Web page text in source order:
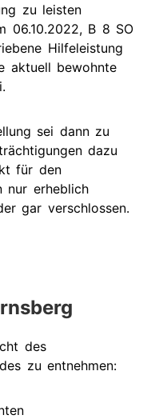
zu leisten
06.10.2022, B 8 SO
Hilfeleistung
aktuell bewohnte
sei dann zu
dazu
für den
nur erheblich
gar verschlossen.
des
zu entnehmen: